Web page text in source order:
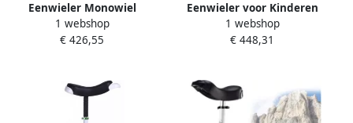
Eenwieler Monowiel
Buitenactiviteit Antislip
pedalen 18 inch Wit
1 webshop
€ 426,55
Eenwieler voor Kinderen
Unicycle Balansfiets Buiten
Sporten Antislip Banden 18
1 webshop
€ 448,31